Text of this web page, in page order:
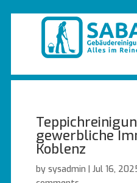
gewerbliche
Koblenz
bysysadmin |Jul 16,